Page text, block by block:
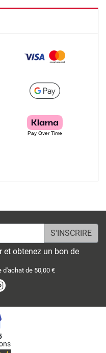
et obtenez un bon de
d'achat de 50,00 €